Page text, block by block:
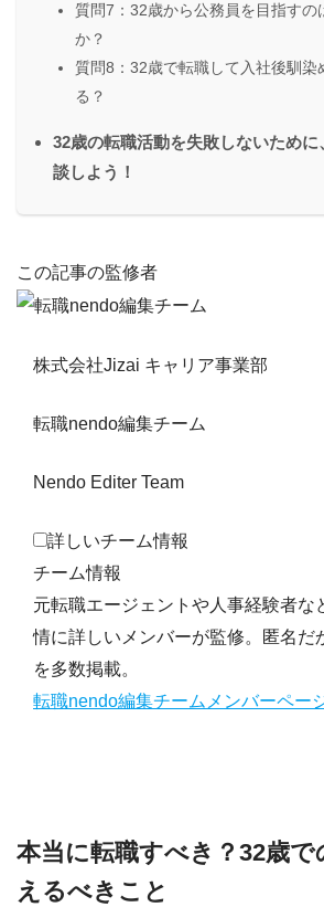
質問7：32歳から公務員を目指すの
か？
質問8：32歳で転職して入社後馴染
る？
32歳の転職活動を失敗しないために
談しよう！
この記事の監修者
株式会社Jizai キャリア事業部
転職nendo編集チーム
Nendo Editer Team
詳しいチーム情報
チーム情報
元転職エージェントや人事経験者な
情に詳しいメンバーが監修。匿名だ
を多数掲載。
転職nendo編集チームメンバーペー
本当に転職すべき？32歳で
えるべきこと